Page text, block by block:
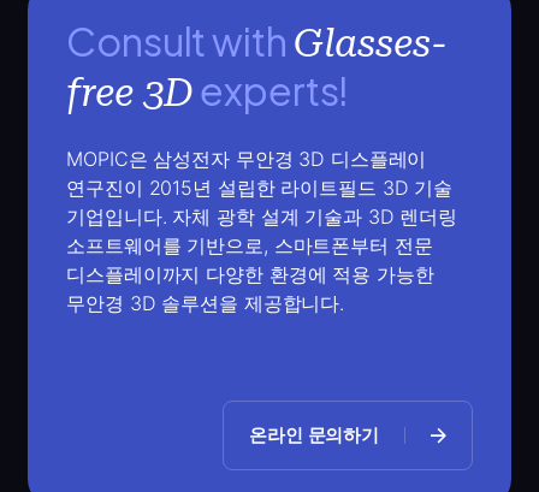
Consult with Glasses-
free 3Dexperts!
MOPIC은 삼성전자 무안경 3D 디스플레이
연구진이 2015년 설립한 라이트필드 3D 기술
기업입니다. 자체 광학 설계 기술과 3D 렌더링
소프트웨어를 기반으로, 스마트폰부터 전문
디스플레이까지 다양한 환경에 적용 가능한
무안경 3D 솔루션을 제공합니다.
온라인 문의하기